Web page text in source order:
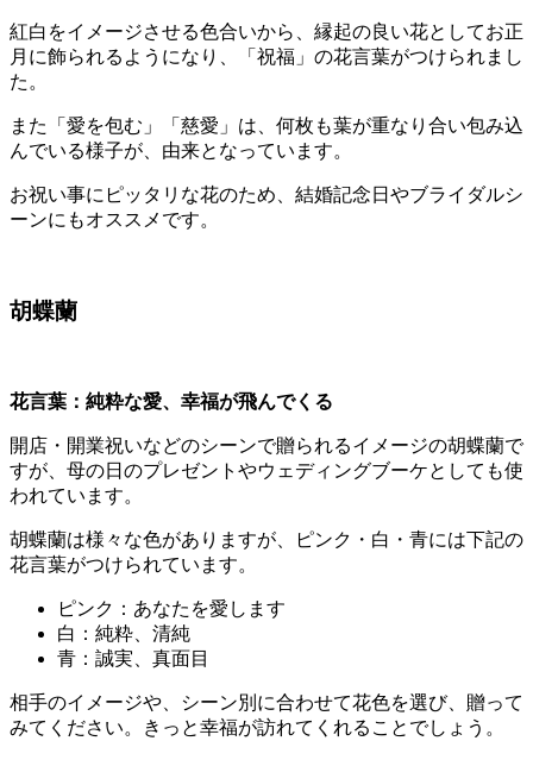
紅白をイメージさせる色合いから、縁起の良い花としてお正
月に飾られるようになり、「祝福」の花言葉がつけられまし
た。
また「愛を包む」「慈愛」は、何枚も葉が重なり合い包み込
んでいる様子が、由来となっています。
お祝い事にピッタリな花のため、結婚記念日やブライダルシ
ーンにもオススメです。
胡蝶蘭
花言葉：純粋な愛、幸福が飛んでくる
開店・開業祝いなどのシーンで贈られるイメージの胡蝶蘭で
すが、母の日のプレゼントやウェディングブーケとしても使
われています。
胡蝶蘭は様々な色がありますが、ピンク・白・青には下記の
花言葉がつけられています。
ピンク：あなたを愛します
白：純粋、清純
青：誠実、真面目
相手のイメージや、シーン別に合わせて花色を選び、贈って
みてください。きっと幸福が訪れてくれることでしょう。